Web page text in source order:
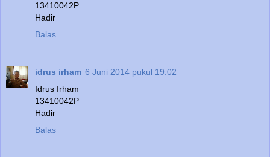
13410042P
Hadir
Balas
idrus irham 6 Juni 2014 pukul 19.02
Idrus Irham
13410042P
Hadir
Balas